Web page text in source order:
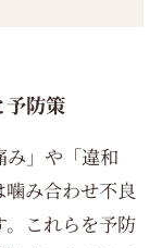
予防策
」や「違和
み合わせ不良
これらを予防